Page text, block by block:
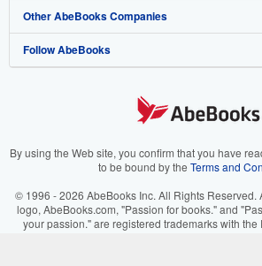
My Orders
View Basket
Book Buyback
Refer a seller
Media
Careers
Your Ads Privacy Choices
Accessibility
Help
Customer Support
Other AbeBooks Companies
AbeBooks.co.uk
AbeBooks.it
AbeBooks.ca
Follow AbeBooks
By using the Web site, you confirm that you have
to be bound by the Terms and
© 1996 - 2026 AbeBooks Inc. All Rights Reserved.
logo, AbeBooks.com, "Passion for books." and
your passion." are registered trademarks with the